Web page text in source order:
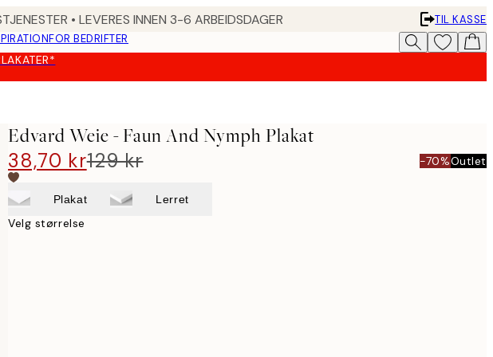
• LEVERES INNEN 3-6 ARBEIDSDAGER
TIL KASSE
FOR BEDRIFTER
Edvard Weie - Faun And Nymph Plakat
38,70 kr129 kr -70%Outlet
Plakat Lerret
Velg størrelse